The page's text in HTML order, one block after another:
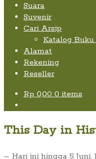
Suara
Suvenir
Cari Arsip
Katalog
Alamat
Rekening
Reseller
Rp 0,00 0 items
This Day in
– Hari ini hingga 5